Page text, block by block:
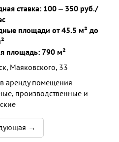
ставка: 100 ‒ 350 руб./
площади от 45.5 м² до
площадь: 790 м²
Маяковского, 33
аренду помещения
производственные и
→